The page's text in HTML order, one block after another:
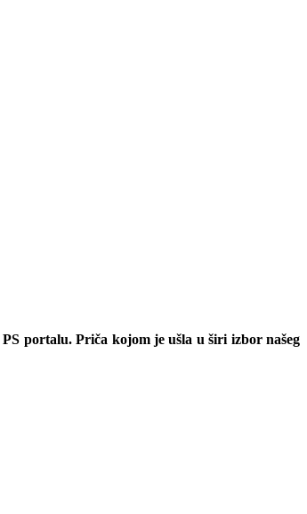
portalu. Priča kojom je ušla u širi izbor našeg